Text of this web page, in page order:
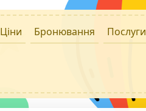
Ціни Бронювання Послуги